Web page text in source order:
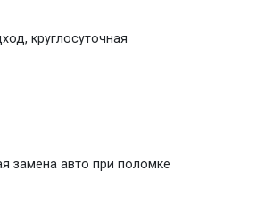
круглосуточная
замена авто при поломке